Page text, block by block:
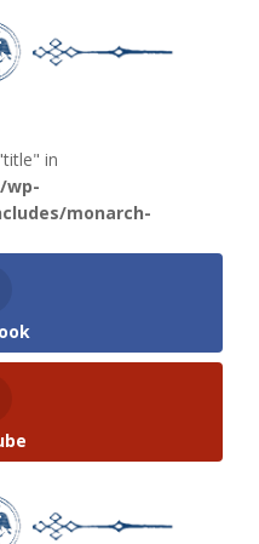
in
wp-
monarch-